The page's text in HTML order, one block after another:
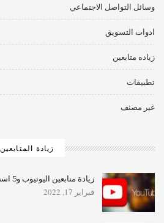
وسائل التواصل الاجتماعي
ادوات التسويق
زياده متابعين
تطبيقات
غير مصنف
زيادة المتابعين
زيادة متابعين اليوتيوب و5 استراتيجيات مجانية لزيادة…
فبراير 17, 2022